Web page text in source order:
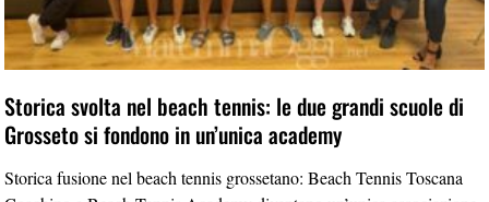
Storica svolta nel beach tennis: le due grandi scuole di
Grosseto si fondono in un’unica academy
Storica fusione nel beach tennis grossetano: Beach Tennis Toscana